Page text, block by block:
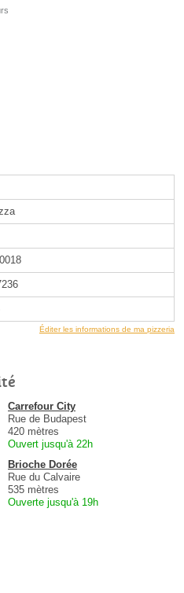
Éditer les informations de ma pizzeria
Carrefour City
Rue de Budapest
420 mètres
Ouvert jusqu'à 22h
Brioche Dorée
Rue du Calvaire
535 mètres
Ouverte jusqu'à 19h